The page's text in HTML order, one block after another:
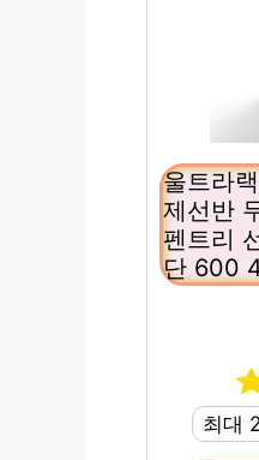
울트라
제선반
펜트리
단 600
최대